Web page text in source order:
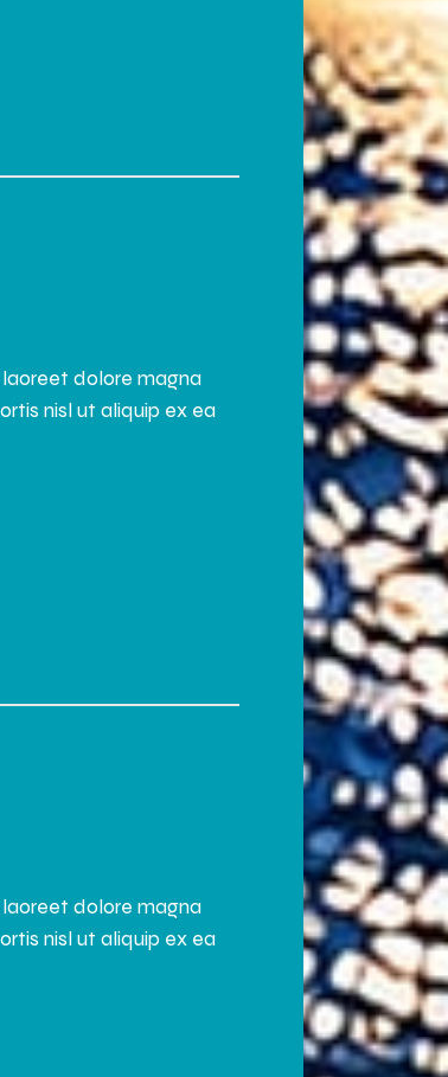
dolore magna
nisl ut aliquip ex ea
dolore magna
nisl ut aliquip ex ea